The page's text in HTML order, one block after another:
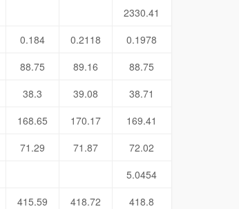
2330.41
0.184 0.2118
0.1978
88.75 89.16
88.75
38.3 39.08
38.71
168.65 170.17
169.41
71.29 71.87
72.02
5.0454
415.59 418.72
418.8